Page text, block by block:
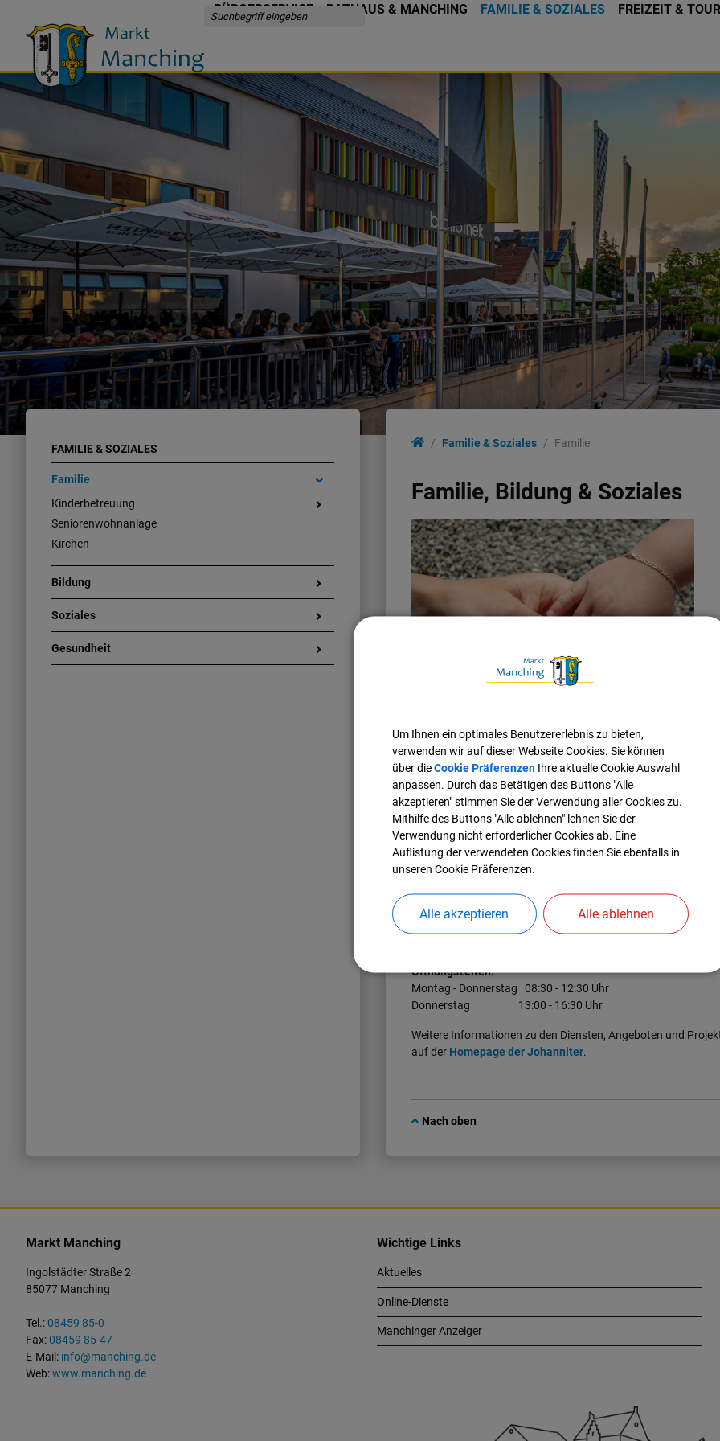
BÜRGERSERVICE RATHAUS & MANCHING FAMILIE & SOZIALES FREIZEIT &
FAMILIE & SOZIALES
Familie
Kinderbetreuung
Seniorenwohnanlage
Kirchen
Bildung
Soziales
Gesundheit
Familie & Soziales Familie
Familie, Bildung & Soziales
Koordination der Kindertagespflege
Zum 1. Januar 2017 haben die Johanniter des
Pfaffenhofen übernommen
Kontaktdaten:
Johanniter Unfallhilfe e.V.
Koordination Kindertagespflege
85276 Pfaffenhofen
08441 7850179
Öffnungszeiten:
Montag - Donnerstag 08:30 - 12:30 Uhr
Donnerstag 13:00 - 16:30 Uhr
Weitere Informationen zu den Diensten, Angeboten und
auf der Homepage der Johanniter.
Nach oben
Markt Manching
Ingolstädter Straße 2
85077 Manching
Tel.:08459 85-0
Fax:08459 85-47
E-Mail: info@manching.de
Web:www.manching.de
Wichtige Links
Aktuelles
Online-Dienste
Manchinger Anzeiger
Um Ihnen ein optimales Benutzererlebnis zu bieten,
verwenden wir auf dieser Webseite Cookies. Sie können
über dieCookie PräferenzenIhre aktuelle Cookie Auswahl
anpassen. Durch das Betätigen des Buttons "Alle
akzeptieren" stimmen Sie der Verwendung aller Cookies zu.
Mithilfe des Buttons "Alle ablehnen" lehnen Sie der
Verwendung nicht erforderlicher Cookies ab. Eine
Auflistung der verwendeten Cookies finden Sie ebenfalls in
unseren Cookie Präferenzen.
Alle akzeptieren Alle ablehnen